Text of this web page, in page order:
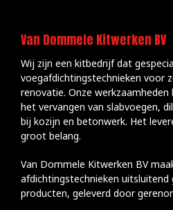
Van Dommele Kitwerken BV
Wij zijn een kitbedrijf dat
voegafdichtingstechnieken voor
renovatie. Onze
het vervangen van slabvoegen,
bij kozijn en betonwerk. Het
groot belang.
Van Dommele Kitwerken BV
afdichtingstechnieken uitsluitend
producten, geleverd door